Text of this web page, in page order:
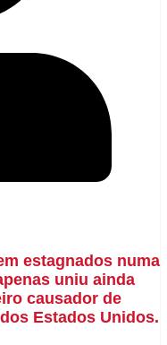
estagnados numa
uniu ainda
causador de
Estados Unidos.